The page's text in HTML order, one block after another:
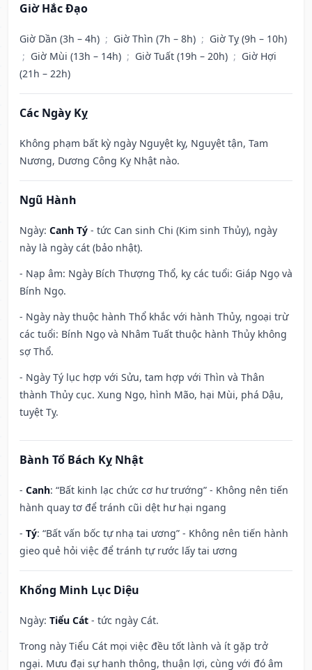
Giờ Hắc Đạo
Giờ Dần (3h – 4h) ; Giờ Thìn (7h – 8h) ; Giờ Tỵ (9h – 10h)
; Giờ Mùi (13h – 14h) ; Giờ Tuất (19h – 20h) ; Giờ Hợi
(21h – 22h)
Các Ngày Kỵ
Không phạm bất kỳ ngày Nguyệt kỵ, Nguyệt tận, Tam
Nương, Dương Công Kỵ Nhật nào.
Ngũ Hành
Ngày: Canh Tý - tức Can sinh Chi (Kim sinh Thủy), ngày
này là ngày cát (bảo nhật).
- Nạp âm: Ngày Bích Thượng Thổ, kỵ các tuổi: Giáp Ngọ và
Bính Ngọ.
- Ngày này thuộc hành Thổ khắc với hành Thủy, ngoại trừ
các tuổi: Bính Ngọ và Nhâm Tuất thuộc hành Thủy không
sợ Thổ.
- Ngày Tý lục hợp với Sửu, tam hợp với Thìn và Thân
thành Thủy cục. Xung Ngọ, hình Mão, hại Mùi, phá Dậu,
tuyệt Tỵ.
Bành Tổ Bách Kỵ Nhật
- Canh: “Bất kinh lạc chức cơ hư trướng” - Không nên tiến
hành quay tơ để tránh cũi dệt hư hại ngang
- Tý: “Bất vấn bốc tự nhạ tai ương” - Không nên tiến hành
gieo quẻ hỏi việc để tránh tự rước lấy tai ương
Khổng Minh Lục Diệu
Ngày: Tiểu Cát - tức ngày Cát.
Trong này Tiểu Cát mọi việc đều tốt lành và ít gặp trở
ngại. Mưu đại sự hanh thông, thuận lợi, cùng với đó âm